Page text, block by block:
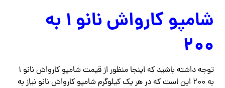
شامپو کارواش نانو ۱ به
۲۰۰
توجه داشته باشید که اینجا منظور از قیمت شامپو کارواش نانو ۱
به ۲۰۰ این است که در هر یک کیلوگرم شامپو کارواش نانو نیاز به